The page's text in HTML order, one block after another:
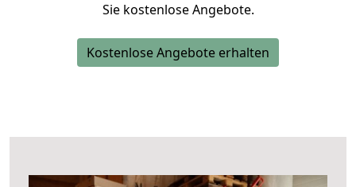
Sie kostenlose Angebote.
Kostenlose Angebote erhalten